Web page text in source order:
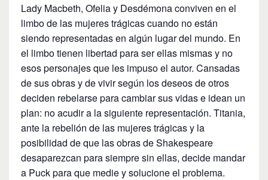
Lady Macbeth, Ofelia y Desdémona conviven en el
limbo de las mujeres trágicas cuando no están
siendo representadas en algún lugar del mundo. En
el limbo tienen libertad para ser ellas mismas y no
esos personajes que les impuso el autor. Cansadas
de sus obras y de vivir según los deseos de otros
deciden rebelarse para cambiar sus vidas e idean un
plan: no acudir a la siguiente representación. Titania,
ante la rebelión de las mujeres trágicas y la
posibilidad de que las obras de Shakespeare
desaparezcan para siempre sin ellas, decide mandar
a Puck para que medie y solucione el problema.